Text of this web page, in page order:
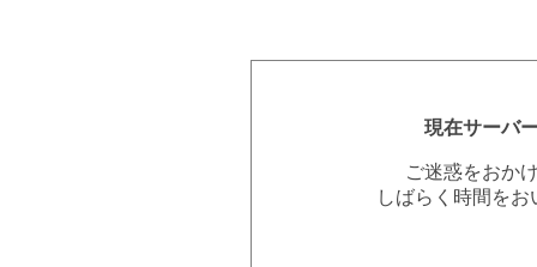
現在サーバ
ご迷惑をおか
しばらく時間を